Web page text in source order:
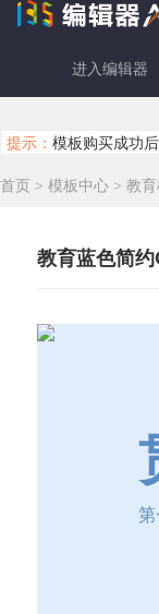
进入编辑器
提示： 模板购买成功
首页 > 模板中心 > 教育
教育蓝色简